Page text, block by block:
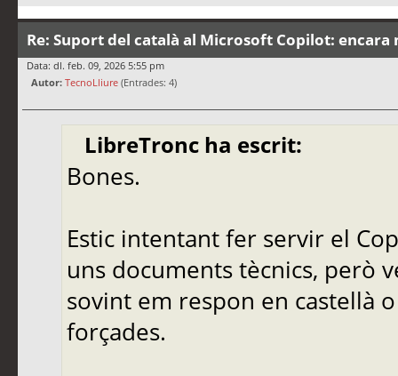
Re: Suport del català al Microsoft Copilot:
Data: dl. feb. 09, 2026 5:55 pm
Autor: TecnoLliure (Entrades: 4)
LibreTronc ha escrit:
Bones.
Estic intentant fer servir el
uns documents tècnics, però
sovint em respon en castellà
forçades.